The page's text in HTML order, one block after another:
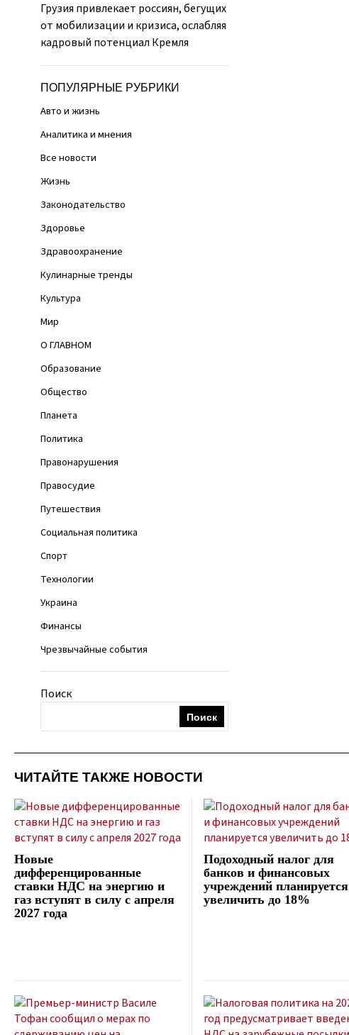
Грузия привлекает россиян, бегущих
от мобилизации и кризиса, ослабляя
кадровый потенциал Кремля
ПОПУЛЯРНЫЕ РУБРИКИ
Авто и жизнь
Аналитика и мнения
Все новости
Жизнь
Законодательство
Здоровье
Здравоохранение
Кулинарные тренды
Культура
Мир
О ГЛАВНОМ
Образование
Общество
Планета
Политика
Правонарушения
Правосудие
Путешествия
Социальная политика
Спорт
Технологии
Украина
Финансы
Чрезвычайные события
Поиск
Поиск
ЧИТАЙТЕ ТАКЖЕ НОВОСТИ
Новые
дифференцированные
ставки НДС на энергию и
газ вступят в силу с апреля
2027 года
Подоходный налог для
банков и финансовых
учреждений планируется
увеличить до 18%